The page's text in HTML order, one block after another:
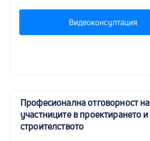
Видеоконсултация
Професионална отговорност на
участниците в проектирането и
строителството